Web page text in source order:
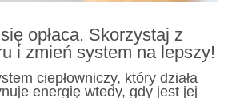
opłaca. Skorzystaj z
i zmień system na lepszy!
ciepłowniczy, który działa
energię wtedy, gdy jest jej